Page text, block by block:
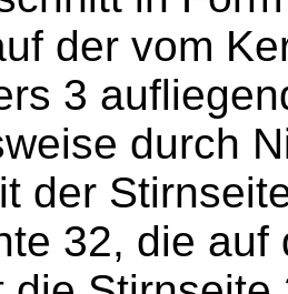
der vom
3
durch
der
32, die